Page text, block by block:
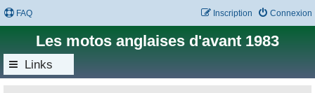
FAQ Connexion
Inscription
Les motos anglaises d'avant 1983
Links